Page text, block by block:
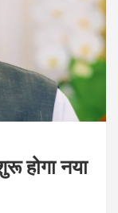
होगा नया